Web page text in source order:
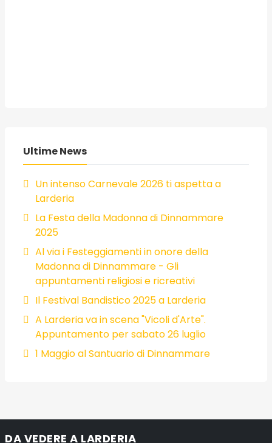
Ultime News
Un intenso Carnevale 2026 ti aspetta a
Larderia
La Festa della Madonna di Dinnammare
2025
Al via i Festeggiamenti in onore della
Madonna di Dinnammare - Gli
appuntamenti religiosi e ricreativi
Il Festival Bandistico 2025 a Larderia
A Larderia va in scena "Vicoli d'Arte".
Appuntamento per sabato 26 luglio
1 Maggio al Santuario di Dinnammare
DA VEDERE A LARDERIA